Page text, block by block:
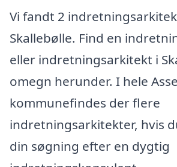
Vi fandt 2
Skallebølle. Find en
eller indretningsarkitekt i
omegn herunder. I hele
kommunefindes der flere
indretningsarkitekter, hvis
din søgning efter en dygtig